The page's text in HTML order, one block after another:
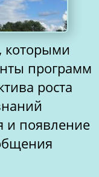
программ
роста
и появление